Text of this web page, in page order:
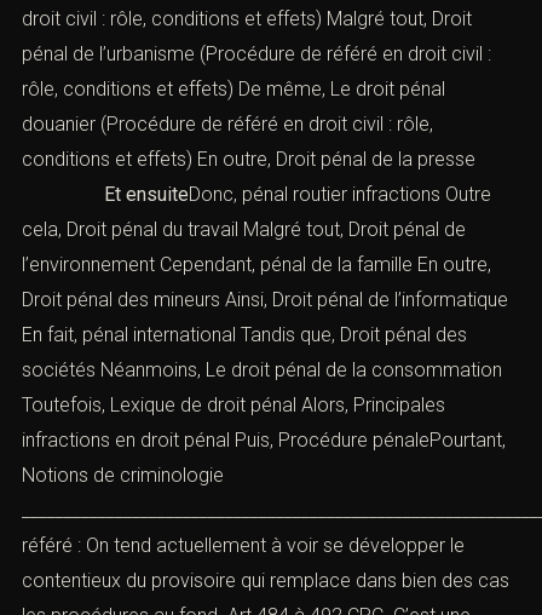
droit civil : rôle, conditions et effets) Malgré tout, Droit
pénal de l’urbanisme (Procédure de référé en droit civil :
rôle, conditions et effets) De même, Le droit pénal
douanier (Procédure de référé en droit civil : rôle,
conditions et effets) En outre, Droit pénal de la presse
Et ensuiteDonc, pénal routier infractions Outre
cela, Droit pénal du travail Malgré tout, Droit pénal de
l’environnement Cependant, pénal de la famille En outre,
Droit pénal des mineurs Ainsi, Droit pénal de l’informatique
En fait, pénal international Tandis que, Droit pénal des
sociétés Néanmoins, Le droit pénal de la consommation
Toutefois, Lexique de droit pénal Alors, Principales
infractions en droit pénal Puis, Procédure pénalePourtant,
Notions de criminologie
référé : On tend actuellement à voir se développer le
contentieux du provisoire qui remplace dans bien des cas